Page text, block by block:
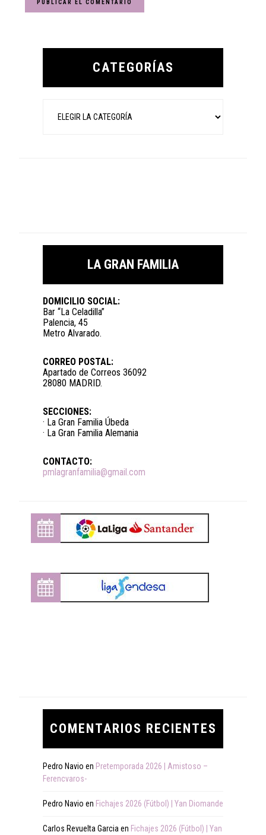
Primary
CATEGORÍAS
LA GRAN FAMILIA
DOMICILIO SOCIAL:
Bar “La Celadilla”
Palencia, 45
Metro Alvarado.
CORREO POSTAL:
Apartado de Correos 36092
28080 MADRID.
SECCIONES:
· La Gran Familia Úbeda
· La Gran Familia Alemania
CONTACTO:
pmlagranfamilia@gmail.com
COMENTARIOS RECIENTES
Pedro Navio en Pretemporada 2026 | Amistoso –
Ferencvaros-
Pedro Navio en Fichajes 2026 (Fútbol) | Yan Diomande
Carlos Revuelta Garcia en Fichajes 2026 (Fútbol) | Yan